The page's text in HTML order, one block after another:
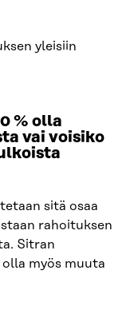
yleisiin
% olla
vai voisiko
sitä osaa
rahoituksen
Sitran
myös muuta